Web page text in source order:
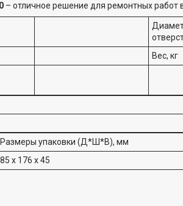
– отличное решение для ремонтных работ
Вес, кг
Размеры упаковки (Д*Ш*В), мм
85 x 176 x 45